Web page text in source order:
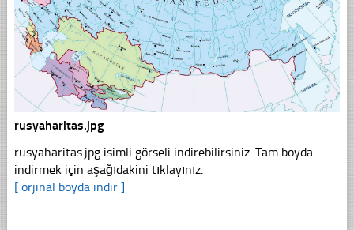
rusyaharitas.jpg
rusyaharitas.jpg isimli görseli indirebilirsiniz. Tam boyda
indirmek için aşağıdakini tıklayınız.
[ orjinal boyda indir ]